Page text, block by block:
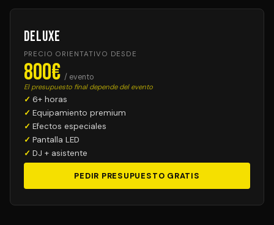
Deluxe
PRECIO ORIENTATIVO DESDE
800€ / evento
El presupuesto final depende del evento
6+ horas
Equipamiento premium
Efectos especiales
Pantalla LED
DJ + asistente
PEDIR PRESUPUESTO GRATIS